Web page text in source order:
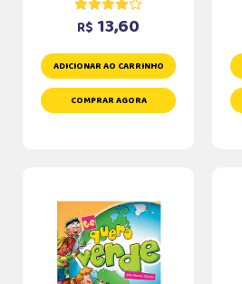
R$ 13,60
ADICIONAR AO CARRINHO
COMPRAR AGORA